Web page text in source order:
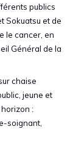
publics
Sokuatsu et de
le cancer, en
Général de la
chaise
jeune et
:
soignant,